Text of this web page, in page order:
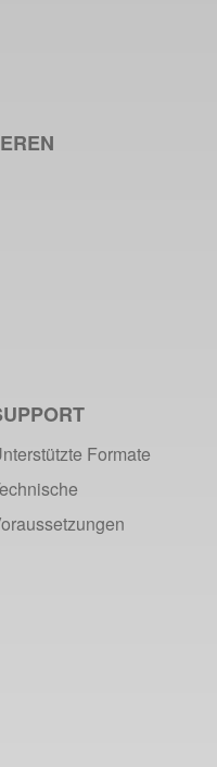
A)
erstellen
Formate